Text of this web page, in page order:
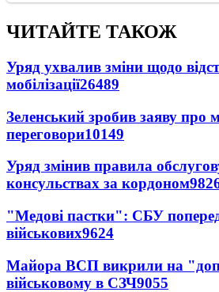
ЧИТАЙТЕ ТАКОЖ
Уряд ухвалив зміни щодо
мобілізації26489
Зеленський зробив заяву про
переговори10149
Уряд змінив правила
консульствах за кордоном
"Медові пастки": СБУ
військових9624
Майора ВСП викрили на
військовому в СЗЧ9055